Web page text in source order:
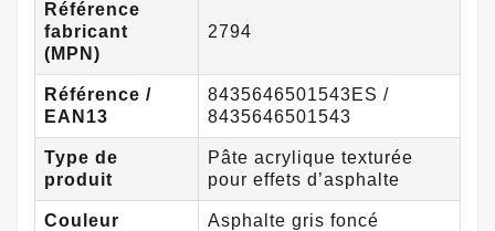
Référence
fabricant
(MPN)
2794
Référence /
EAN13
8435646501543ES /
8435646501543
Type de
produit
Pâte acrylique texturée
pour effets d’asphalte
Couleur Asphalte gris foncé